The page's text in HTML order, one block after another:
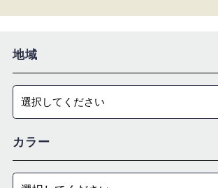
地域
選択してください
カラー